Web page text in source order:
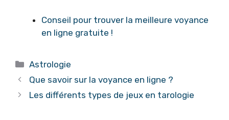
Conseil pour trouver la meilleure voyance
en ligne gratuite !
Catégories
Astrologie
Que savoir sur la voyance en ligne ?
Les différents types de jeux en tarologie